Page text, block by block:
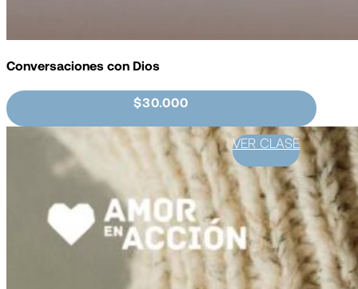
Conversaciones con Dios
$30.000
VER CLASE